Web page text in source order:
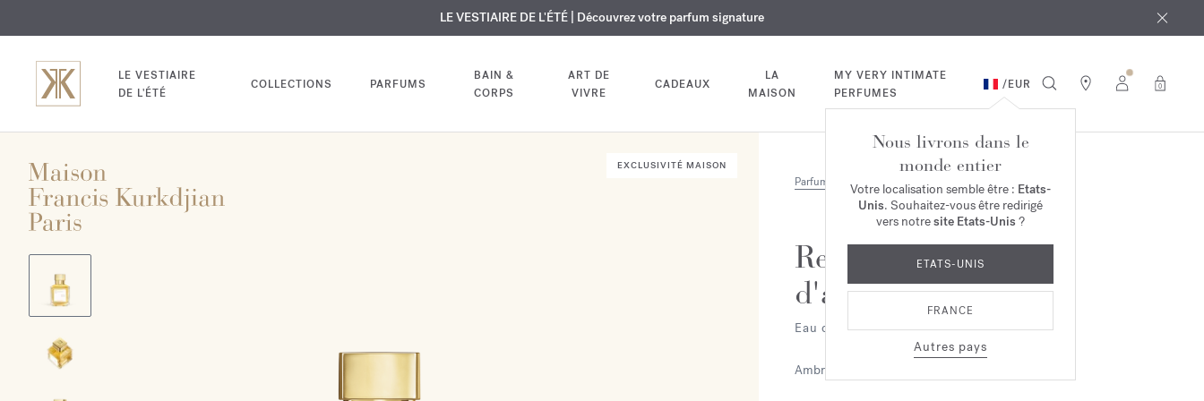
EXCLUSIF | Découvrez le nouveau parfum OUDvelvet mooddans votre commande*
GRAVURE OFFERTE | Sur tous les parfums et huiles pour le corps jusqu'au 9 août
LE VESTIAIRE DE L'ÉTÉ | Découvrez votre parfum signature
LE VESTIAIRE
DE L'ÉTÉ
COLLECTIONS PARFUMS
BAIN &
CORPS
ART DE
VIVRE
CADEAUX
LA
MAISON
MY VERY INTIMATE
PERFUMES
/EUR 0
Nous livrons dans le
monde entier
Votre localisation semble être : Etats-
Unis. Souhaitez-vous être redirigé
vers notresite Etats-Unis ?
ETATS-UNIS
FRANCE
Autres pays
EXCLUSIVITÉ MAISON
Parfums
Reflets
d'ambre
Eau de parfum
Ambrée